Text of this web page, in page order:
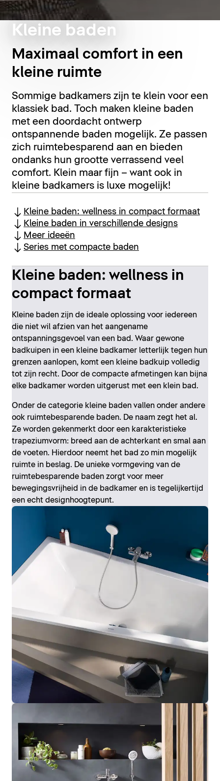
Kleine baden
Maximaal comfort in een
kleine ruimte
Sommige badkamers zijn te klein voor een
klassiek bad. Toch maken kleine baden
met een doordacht ontwerp
ontspannende baden mogelijk. Ze passen
zich ruimtebesparend aan en bieden
ondanks hun grootte verrassend veel
comfort. Klein maar fijn – want ook in
kleine badkamers is luxe mogelijk!
Kleine baden: wellness in compact formaat
Kleine baden in verschillende designs
Meer ideeën
Series met compacte baden
Kleine baden: wellness in
compact formaat
Kleine baden zijn de ideale oplossing voor iedereen
die niet wil afzien van het aangename
ontspanningsgevoel van een bad. Waar gewone
badkuipen in een kleine badkamer letterlijk tegen hun
grenzen aanlopen, komt een kleine badkuip volledig
tot zijn recht. Door de compacte afmetingen kan bijna
elke badkamer worden uitgerust met een klein bad.
Onder de categorie kleine baden vallen onder andere
ook ruimtebesparende baden. De naam zegt het al.
Ze worden gekenmerkt door een karakteristieke
trapeziumvorm: breed aan de achterkant en smal aan
de voeten. Hierdoor neemt het bad zo min mogelijk
ruimte in beslag. De unieke vormgeving van de
ruimtebesparende baden zorgt voor meer
bewegingsvrijheid in de badkamer en is tegelijkertijd
een echt designhoogtepunt.